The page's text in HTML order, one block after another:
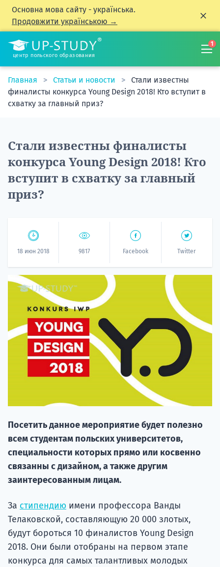
Основна мова сайту - українська.
Продовжити українською →
центр польского образования
1
Главная Статьи и новости
Стали известны
финалисты конкурса Young Design 2018! Кто вступит в
схватку за главный приз?
Стали известны финалисты
конкурса Young Design 2018! Кто
вступит в схватку за главный
приз?
18 июн 2018 9817 Facebook Twitter
Посетить данное мероприятие будет полезно
всем студентам польских университетов,
специальности которых прямо или косвенно
связанны с дизайном, а также другим
заинтересованным лицам.
За стипендию имени профессора Ванды
Телаковской, составляющую 20 000 злотых,
будут бороться 10 финалистов Young Design
2018. Они были отобраны на первом этапе
конкурса для самых талантливых молодых
НАБОР